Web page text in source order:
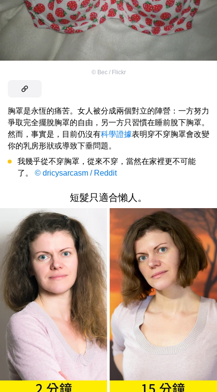
© Bec / Flickr
胸罩是永恆的痛苦。女人被分成兩個對立的陣營：一方努力
爭取完全擺脫胸罩的自由，另一方只習慣在睡前脫下胸罩。
然而，事實是，目前仍沒有科學證據表明穿不穿胸罩會改變
你的乳房形狀或導致下垂問題。
我幾乎從不穿胸罩，從來不穿，當然在家裡更不可能
了。 © dricysarcasm / Reddit
短髮只適合懶人。